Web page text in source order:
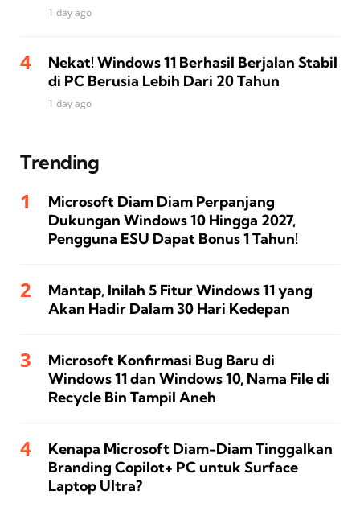
1 day ago
Nekat! Windows 11 Berhasil Berjalan Stabil
di PC Berusia Lebih Dari 20 Tahun
1 day ago
Trending
Microsoft Diam Diam Perpanjang
Dukungan Windows 10 Hingga 2027,
Pengguna ESU Dapat Bonus 1 Tahun!
Mantap, Inilah 5 Fitur Windows 11 yang
Akan Hadir Dalam 30 Hari Kedepan
Microsoft Konfirmasi Bug Baru di
Windows 11 dan Windows 10, Nama File di
Recycle Bin Tampil Aneh
Kenapa Microsoft Diam-Diam Tinggalkan
Branding Copilot+ PC untuk Surface
Laptop Ultra?